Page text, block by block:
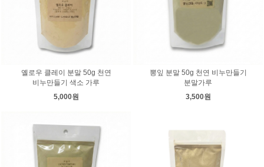
옐로우 클레이 분말 50g 천연
비누만들기 색소 가루
5,000원
뽕잎 분말 50g 천연 비누만들기
분말가루
3,500원